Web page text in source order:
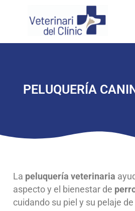
PELUQUERÍA
La peluquería veterinaria
aspecto y el bienestar de
cuidando su piel y su pelaje